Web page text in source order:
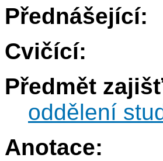
Přednášející:
Cvičící:
Předmět
oddělení
Anotace: